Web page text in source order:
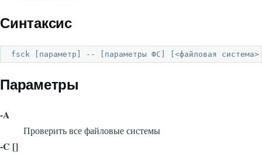
Синтаксис
fsck [параметр] -- [параметры ФС] [<файловая
Параметры
-A
Проверить все файловые системы
-C []